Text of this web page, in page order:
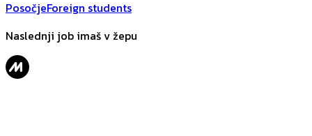
PosočjeForeign students
Naslednji job imaš v žepu